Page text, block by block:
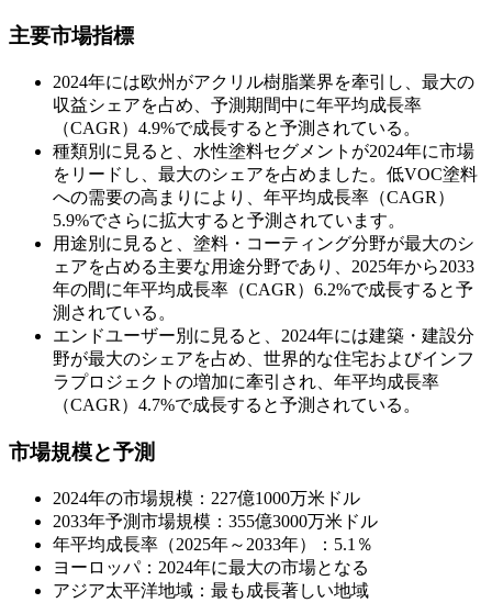
主要市場指標
2024年には欧州がアクリル樹脂業界を牽引し、最大の
収益シェアを占め、予測期間中に年平均成長率
（CAGR）4.9%で成長すると予測されている。
種類別に見ると、水性塗料セグメントが2024年に市場
をリードし、最大のシェアを占めました。低VOC塗料
への需要の高まりにより、年平均成長率（CAGR）
5.9%でさらに拡大すると予測されています。
用途別に見ると、塗料・コーティング分野が最大のシ
ェアを占める主要な用途分野であり、2025年から2033
年の間に年平均成長率（CAGR）6.2%で成長すると予
測されている。
エンドユーザー別に見ると、2024年には建築・建設分
野が最大のシェアを占め、世界的な住宅およびインフ
ラプロジェクトの増加に牽引され、年平均成長率
（CAGR）4.7%で成長すると予測されている。
市場規模と予測
2024年の市場規模：227億1000万米ドル
2033年予測市場規模：355億3000万米ドル
年平均成長率（2025年～2033年）：5.1％
ヨーロッパ：2024年に最大の市場となる
アジア太平洋地域：最も成長著しい地域